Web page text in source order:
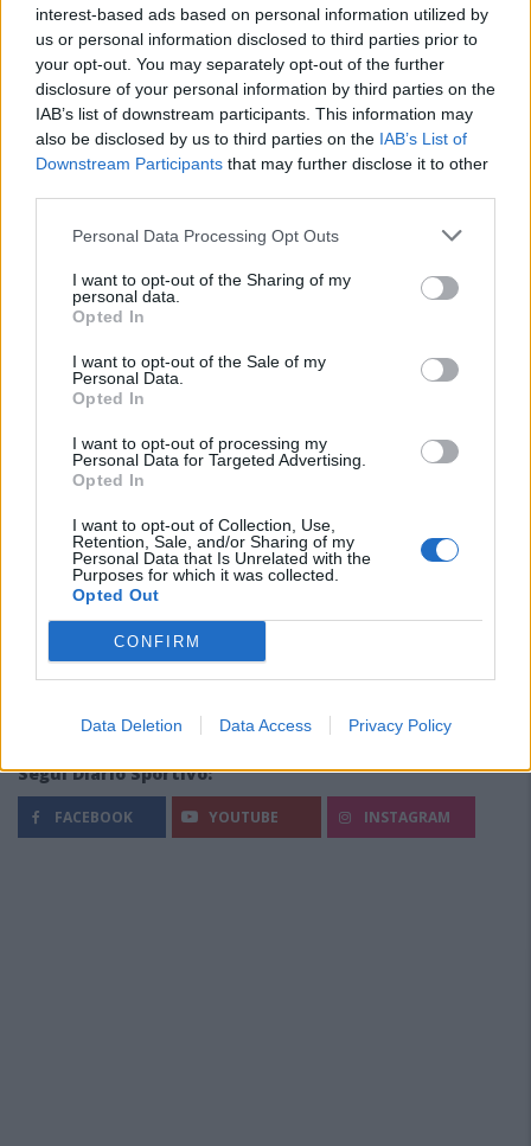
interest-based ads based on personal information utilized by
us or personal information disclosed to third parties prior to
your opt-out. You may separately opt-out of the further
disclosure of your personal information by third parties on the
IAB’s list of downstream participants. This information may
also be disclosed by us to third parties on the IAB’s List of
Downstream Participants that may further disclose it to other
Personal Data Processing Opt Outs
I want to opt-out of the Sharing of my
personal data.
Opted In
I want to opt-out of the Sale of my
Personal Data.
Opted In
I want to opt-out of processing my
Personal Data for Targeted Advertising.
Opted In
I want to opt-out of Collection, Use,
Retention, Sale, and/or Sharing of my
Personal Data that Is Unrelated with the
Purposes for which it was collected.
Opted Out
CONFIRM
Data Deletion Data Access Privacy Policy
Le 5 sarde ancora nel girone G con 8 squadre
laziali, 4 campane e la novità dei molisani del
Venafro
6 Ago 2026
Coppa Italia: Aranova-Ossese il 23, i derby
Budoni-Latte Dolce e COS-Monastir il 30
a sei, l'Ilva è la prima società tra le non
ripescate
Segui Diario Sportivo:
FACEBOOK YOUTUBE INSTAGRAM